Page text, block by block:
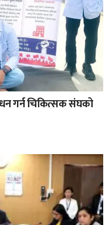
गर्न चिकित्सक संघको